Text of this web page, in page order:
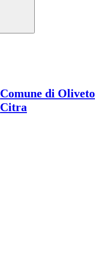
Comune di Oliveto
Citra